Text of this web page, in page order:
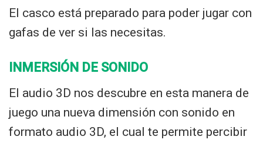
El casco está preparado para poder jugar con
gafas de ver si las necesitas.
INMERSIÓN DE SONIDO
El audio 3D nos descubre en esta manera de
juego una nueva dimensión con sonido en
formato audio 3D, el cual te permite percibir